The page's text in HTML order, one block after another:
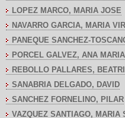
LOPEZ MARCO, MARIA JOSE
NAVARRO GARCIA, MARIA
PANEQUE SANCHEZ-
PORCEL GALVEZ, ANA MARIA
REBOLLO PALLARES,
SANABRIA DELGADO, DAVID
SANCHEZ FORNELINO, PILAR
VAZQUEZ SANTIAGO, MARIA